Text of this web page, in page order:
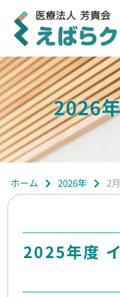
2026
ホーム 2026年 2月
2025年度